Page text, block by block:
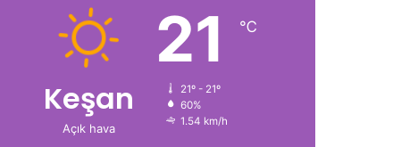
Keşan
Açık hava
21 ℃
21º - 21º
60%
1.54 km/h